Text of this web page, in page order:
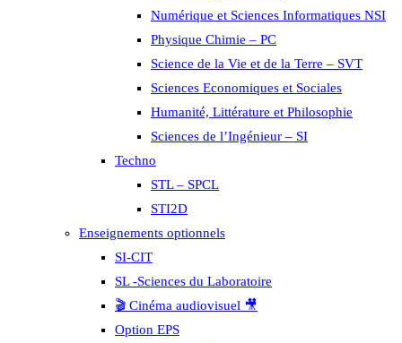
Numérique et Sciences Informatiques NSI
Physique Chimie – PC
Science de la Vie et de la Terre – SVT
Sciences Economiques et Sociales
Humanité, Littérature et Philosophie
Sciences de l’Ingénieur – SI
Techno
STL – SPCL
STI2D
Enseignements optionnels
SI-CIT
SL -Sciences du Laboratoire
🎬 Cinéma audiovisuel 🎥
Option EPS